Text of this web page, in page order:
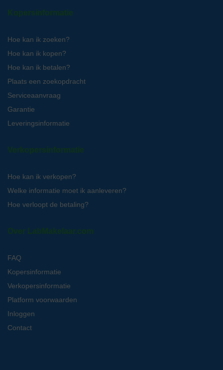
Kopersinformatie
Hoe kan ik zoeken?
Hoe kan ik kopen?
Hoe kan ik betalen?
Plaats een zoekopdracht
Serviceaanvraag
Garantie
Leveringsinformatie
Verkopersinformatie
Hoe kan ik verkopen?
Welke informatie moet ik aanleveren?
Hoe verloopt de betaling?
Over LabMakelaar.com
FAQ
Kopersinformatie
Verkopersinformatie
Platform voorwaarden
Inloggen
Contact